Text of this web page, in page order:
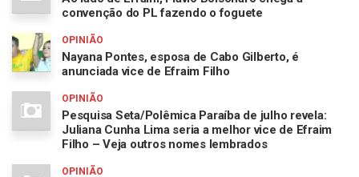
convenção do PL fazendo o foguete
OPINIÃO
Nayana Pontes, esposa de Cabo Gilberto, é
anunciada vice de Efraim Filho
OPINIÃO
Pesquisa Seta/Polêmica Paraíba de julho revela:
Juliana Cunha Lima seria a melhor vice de Efraim
Filho – Veja outros nomes lembrados
OPINIÃO